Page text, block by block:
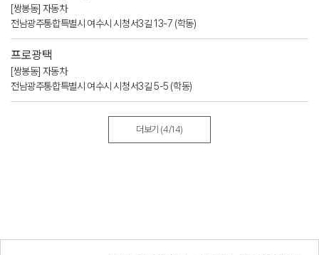
[쌍봉동] 자동차
전남광주통합특별시 여수시 시청서3길 13-7 (학동)
프로광택
[쌍봉동] 자동차
전남광주통합특별시 여수시 시청서3길 5-5 (학동)
더보기 (4/14)